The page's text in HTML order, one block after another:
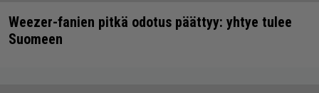
Weezer-fanien pitkä odotus päättyy: yhtye tulee
Suomeen